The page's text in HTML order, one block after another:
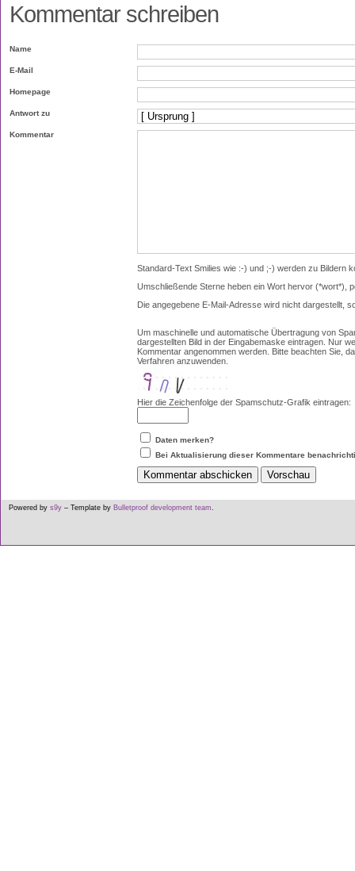
Kommentar schreiben
Name
E-Mail
Homepage
Antwort zu
Kommentar
Standard-Text Smilies wie :-) und ;-) werden zu Bildern
Umschließende Sterne heben ein Wort hervor (*wort*),
Die angegebene E-Mail-Adresse wird nicht dargestellt,
Um maschinelle und automatische Übertragung von
dargestellten Bild in der Eingabemaske eintragen. Nur
Kommentar angenommen werden. Bitte beachten Sie,
Verfahren anzuwenden.
Hier die Zeichenfolge der Spamschutz-Grafik eintragen:
Daten merken?
Bei Aktualisierung dieser Kommentare
Powered by s9y – Template by Bulletproof development team